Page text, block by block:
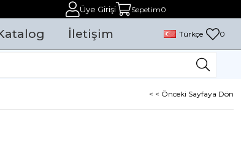
Üye Girişi Sepetim0
İletişim Türkçe 0
< < Önceki Sayfaya Dön